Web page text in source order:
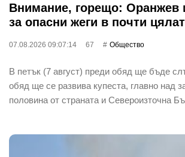
Внимание, горещо: Оранжев
за опасни жеги в почти
07.08.2026 09:07:14 67 Общество
В петък (7 август) преди обяд ще бъде
обяд ще се развива купеста, главно над
половина от страната и Североизточна